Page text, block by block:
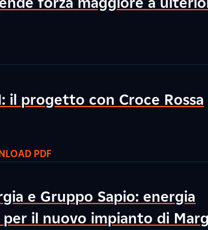
il progetto con Croce Rossa
PDF
e Gruppo Sapio: energia
il nuovo impianto di